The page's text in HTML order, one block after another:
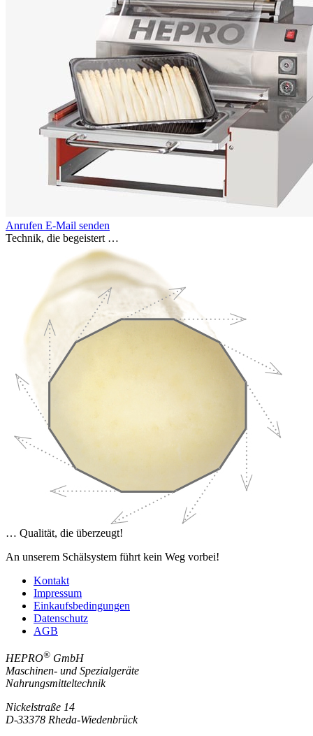
Anrufen E-Mail senden
Technik, die begeistert …
… Qualität, die überzeugt!
An unserem Schälsystem führt kein Weg vorbei!
Kontakt
Impressum
Einkaufsbedingungen
Datenschutz
AGB
HEPRO® GmbH
Maschinen- und Spezialgeräte
Nahrungsmitteltechnik
Nickelstraße 14
D-33378 Rheda-Wiedenbrück